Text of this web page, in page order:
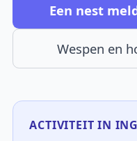
Een nest
Wespen en
ACTIVITEIT IN